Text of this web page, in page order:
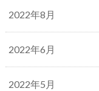
2022年8月
2022年6月
2022年5月